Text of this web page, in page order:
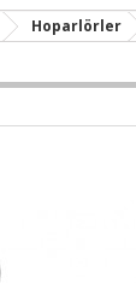
Hoparlörler